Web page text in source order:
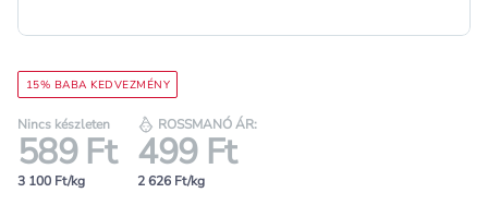
15% BABA KEDVEZMÉNY
Nincs készleten
589 Ft
3 100 Ft/kg
ROSSMANÓ ÁR:
499 Ft
2 626 Ft/kg